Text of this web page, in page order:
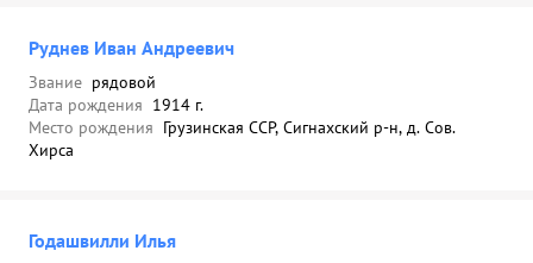
Руднев Иван Андреевич
Звание рядовой
Дата рождения 1914 г.
Место рождения Грузинская ССР, Сигнахский р-н, д. Сов.
Хирса
Годашвилли Илья